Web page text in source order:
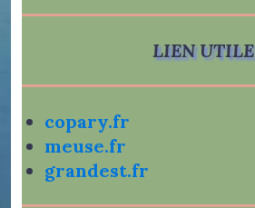
LIEN UTILE
copary.fr
meuse.fr
grandest.fr